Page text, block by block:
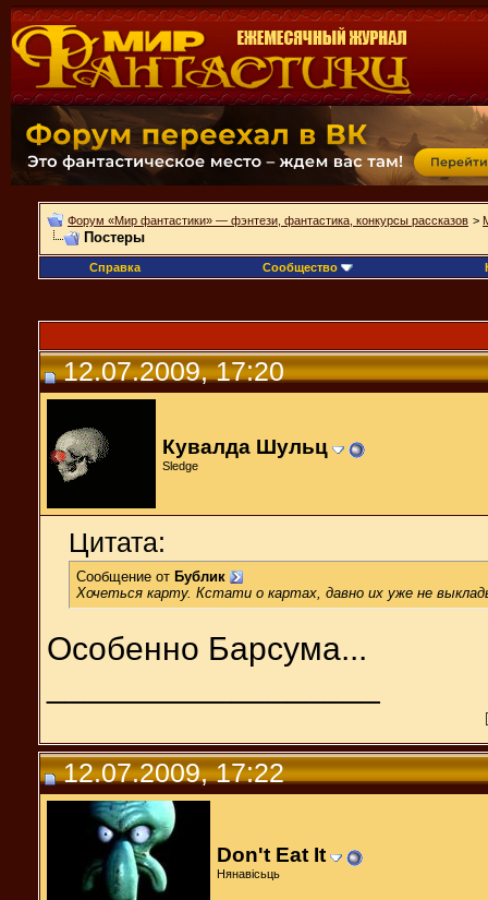
Форум «Мир фантастики» — фэнтези, фантастика, конкурсы рассказов >
Постеры
Справка Сообщество
12.07.2009, 17:20
Кувалда Шульц
Sledge
Цитата:
Сообщение от Бублик
Хочеться карту. Кстати о картах, давно их уже не
Особенно Барсума...
12.07.2009, 17:22
Don't Eat It
Нянавісьць